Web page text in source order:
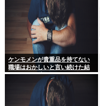
ケンモメンが貴重品を持てない
職場はおかしいと言い続けた結
果 ルールが変わり始めた件